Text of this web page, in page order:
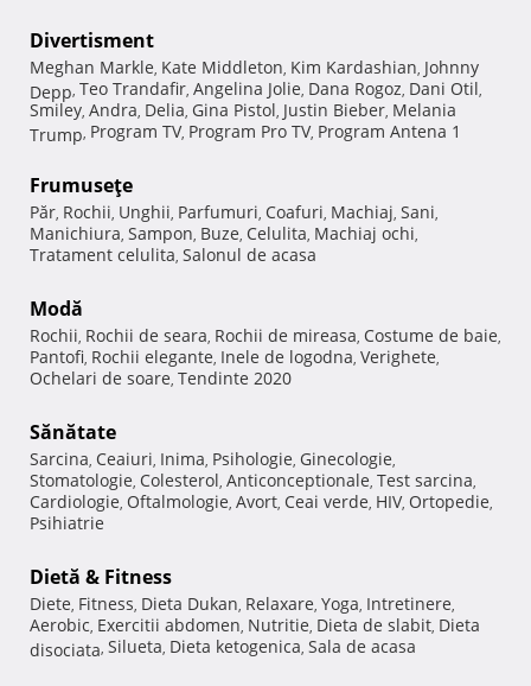
Divertisment
Meghan Markle, Kate Middleton, Kim Kardashian, Johnny
Depp, Teo Trandafir, Angelina Jolie, Dana Rogoz, Dani Otil,
Smiley, Andra, Delia, Gina Pistol, Justin Bieber, Melania
Trump, Program TV, Program Pro TV, Program Antena 1
Frumuseţe
Păr, Rochii, Unghii, Parfumuri, Coafuri, Machiaj, Sani,
Manichiura, Sampon, Buze, Celulita, Machiaj ochi,
Tratament celulita, Salonul de acasa
Modă
Rochii, Rochii de seara, Rochii de mireasa, Costume de baie,
Pantofi, Rochii elegante, Inele de logodna, Verighete,
Ochelari de soare, Tendinte 2020
Sănătate
Sarcina, Ceaiuri, Inima, Psihologie, Ginecologie,
Stomatologie, Colesterol, Anticonceptionale, Test sarcina,
Cardiologie, Oftalmologie, Avort, Ceai verde, HIV, Ortopedie,
Psihiatrie
Dietă & Fitness
Diete, Fitness, Dieta Dukan, Relaxare, Yoga, Intretinere,
Aerobic, Exercitii abdomen, Nutritie, Dieta de slabit, Dieta
disociata, Silueta, Dieta ketogenica, Sala de acasa